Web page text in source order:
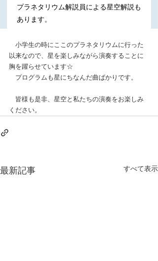
小学生の時にここのプラネタリウムに行った
以来なので、星を楽しみながら演奏することに
胸を躍らせています☆
プログラムも星にちなんだ曲ばかりです。
皆様も是非、星空と私たちの演奏をお楽しみ
ください。
最新記事 すべて表示